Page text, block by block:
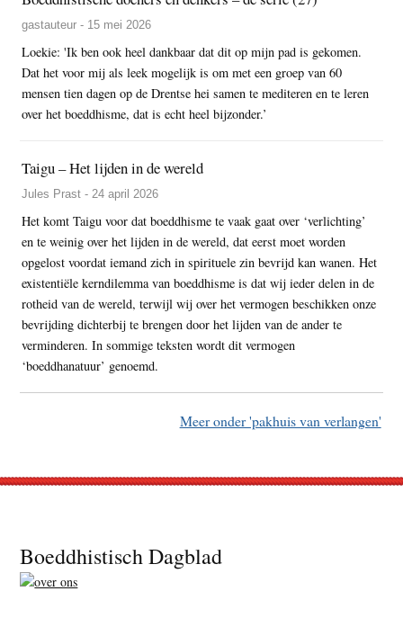
gastauteur - 15 mei 2026
Loekie: 'Ik ben ook heel dankbaar dat dit op mijn pad is gekomen.
Dat het voor mij als leek mogelijk is om met een groep van 60
mensen tien dagen op de Drentse hei samen te mediteren en te leren
over het boeddhisme, dat is echt heel bijzonder.’
Taigu – Het lijden in de wereld
Jules Prast - 24 april 2026
Het komt Taigu voor dat boeddhisme te vaak gaat over ‘verlichting’
en te weinig over het lijden in de wereld, dat eerst moet worden
opgelost voordat iemand zich in spirituele zin bevrijd kan wanen. Het
existentiële kerndilemma van boeddhisme is dat wij ieder delen in de
rotheid van de wereld, terwijl wij over het vermogen beschikken onze
bevrijding dichterbij te brengen door het lijden van de ander te
verminderen. In sommige teksten wordt dit vermogen
‘boeddhanatuur’ genoemd.
Meer onder 'pakhuis van verlangen'
Footer
Boeddhistisch Dagblad